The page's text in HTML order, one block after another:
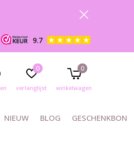
NIEUW BLOG GESCHENKBON
verlanglijst
0
winkelwagen
0
9.7